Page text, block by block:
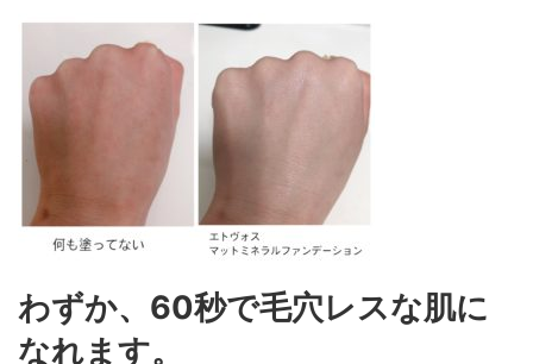
わずか、60秒で毛穴レスな肌に
なれます。